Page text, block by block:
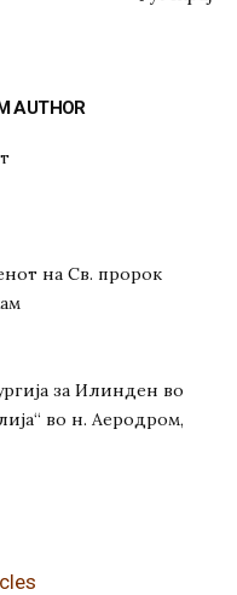
AUTHOR
на Св. пророк
за Илинден во
во н. Аеродром,